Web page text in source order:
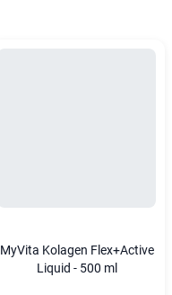
MyVita Kolagen Flex+Active
Liquid - 500 ml